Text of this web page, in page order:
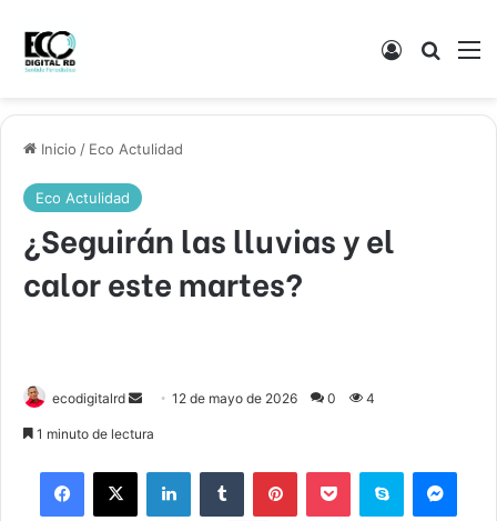
Acceso
Inicio / Eco Actulidad
Eco Actulidad
¿Seguirán las lluvias y el
calor este martes?
ecodigitalrd
Send12 de mayo de 2026 0 4
1 minuto de lectura
Facebook
X LinkedInTumblr PinterestPocket Skype